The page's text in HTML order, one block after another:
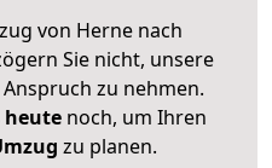
von Herne nach
Sie nicht, unsere
zu nehmen.
heutenoch, um Ihren
zu planen.